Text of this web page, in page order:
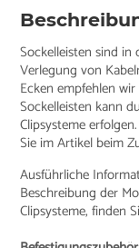
Sockelleisten sind
Verlegung von
Ecken empfehlen
Sockelleisten kann
Clipsysteme
Sie im Artikel beim
Ausführliche
Beschreibung der
Clipsysteme, finden